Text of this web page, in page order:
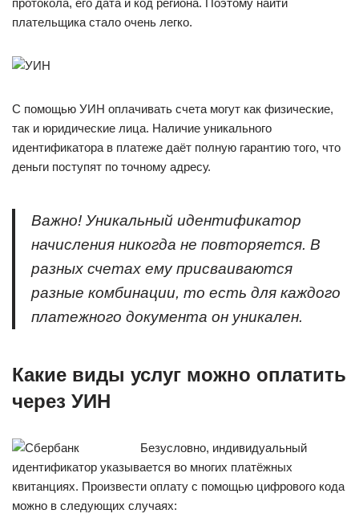
плательщика стало очень легко.
С помощью УИН оплачивать счета могут как физические,
так и юридические лица. Наличие уникального
идентификатора в платеже даёт полную гарантию того, что
деньги поступят по точному адресу.
Важно! Уникальный идентификатор
начисления никогда не повторяется. В
разных счетах ему присваиваются
разные комбинации, то есть для каждого
платежного документа он уникален.
Какие виды услуг можно оплатить
через УИН
Безусловно, индивидуальный
идентификатор указывается во многих платёжных
квитанциях. Произвести оплату с помощью цифрового кода
можно в следующих случаях: